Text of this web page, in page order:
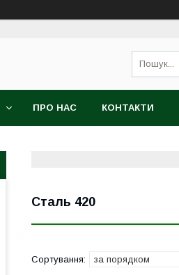
ПРО НАС КОНТАКТИ
Сталь 420